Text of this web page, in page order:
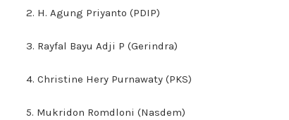
2. H. Agung Priyanto (PDIP)
3. Rayfal Bayu Adji P (Gerindra)
4. Christine Hery Purnawaty (PKS)
5. Mukridon Romdloni (Nasdem)